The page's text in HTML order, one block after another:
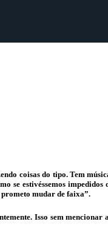
coisas do tipo. Tem
se estivéssemos
prometo mudar de faixa”.
Isso sem